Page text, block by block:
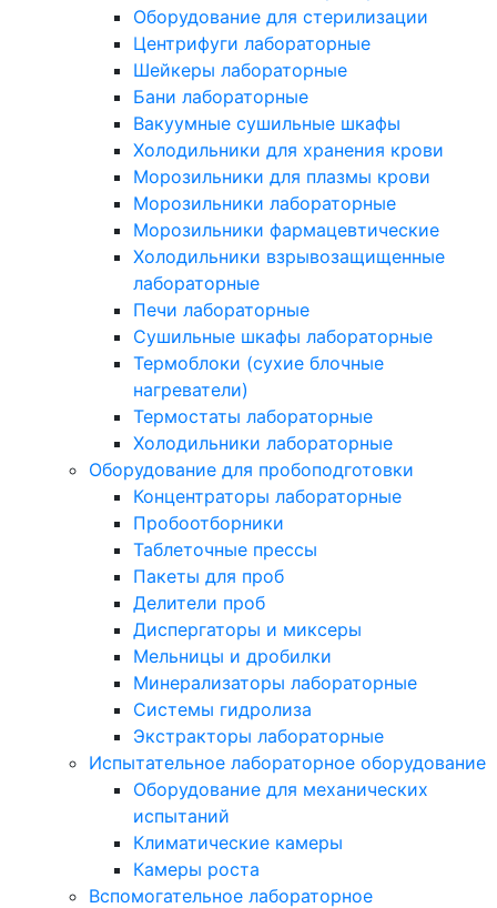
Оборудование для стерилизации
Центрифуги лабораторные
Шейкеры лабораторные
Бани лабораторные
Вакуумные сушильные шкафы
Холодильники для хранения крови
Морозильники для плазмы крови
Морозильники лабораторные
Морозильники фармацевтические
Холодильники взрывозащищенные
лабораторные
Печи лабораторные
Сушильные шкафы лабораторные
Термоблоки (сухие блочные
нагреватели)
Термостаты лабораторные
Холодильники лабораторные
Оборудование для пробоподготовки
Концентраторы лабораторные
Пробоотборники
Таблеточные прессы
Пакеты для проб
Делители проб
Диспергаторы и миксеры
Мельницы и дробилки
Минерализаторы лабораторные
Системы гидролиза
Экстракторы лабораторные
Испытательное лабораторное оборудование
Оборудование для механических
испытаний
Климатические камеры
Камеры роста
Вспомогательное лабораторное